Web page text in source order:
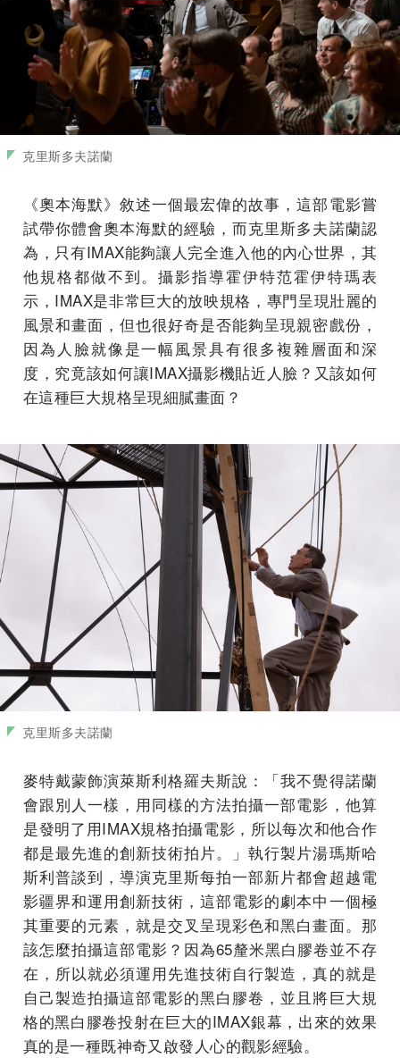
克里斯多夫諾蘭
《奧本海默》敘述一個最宏偉的故事，這部電影嘗
試帶你體會奧本海默的經驗，而克里斯多夫諾蘭認
為，只有IMAX能夠讓人完全進入他的內心世界，其
他規格都做不到。攝影指導霍伊特范霍伊特瑪表
示，IMAX是非常巨大的放映規格，專門呈現壯麗的
風景和畫面，但也很好奇是否能夠呈現親密戲份，
因為人臉就像是一幅風景具有很多複雜層面和深
度，究竟該如何讓IMAX攝影機貼近人臉？又該如何
在這種巨大規格呈現細膩畫面？
克里斯多夫諾蘭
麥特戴蒙飾演萊斯利格羅夫斯說：「我不覺得諾蘭
會跟別人一樣，用同樣的方法拍攝一部電影，他算
是發明了用IMAX規格拍攝電影，所以每次和他合作
都是最先進的創新技術拍片。」執行製片湯瑪斯哈
斯利普談到，導演克里斯每拍一部新片都會超越電
影疆界和運用創新技術，這部電影的劇本中一個極
其重要的元素，就是交叉呈現彩色和黑白畫面。那
該怎麼拍攝這部電影？因為65釐米黑白膠卷並不存
在，所以就必須運用先進技術自行製造，真的就是
自己製造拍攝這部電影的黑白膠卷，並且將巨大規
格的黑白膠卷投射在巨大的IMAX銀幕，出來的效果
真的是一種既神奇又啟發人心的觀影經驗。